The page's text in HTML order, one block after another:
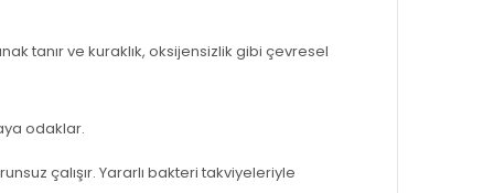
tanır ve kuraklık, oksijensizlik gibi çevresel
odaklar.
çalışır. Yararlı bakteri takviyeleriyle